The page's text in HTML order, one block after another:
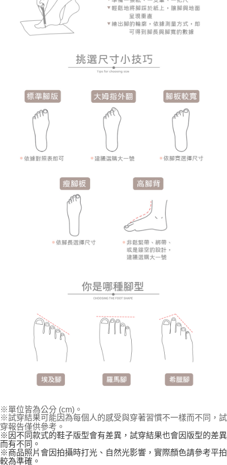
※單位皆為公分 (cm)。
※試穿結果可能因為每個人的感受與穿著習慣不一樣而不同，試
穿報告僅供參考。
※因不同款式的鞋子版型會有差異，試穿結果也會因版型的差異
而有不同。
※商品照片會因拍攝時打光、自然光影響，實際顏色請參考平拍
較為準確。